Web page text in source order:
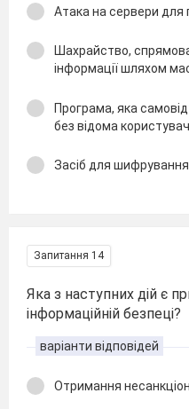
Атака на сервери для
Шахрайство,
інформації шляхом
Програма, яка
без відома
Засіб для
Запитання 14
Яка з наступних дій є
інформаційній безпеці?
варіанти відповідей
Отримання